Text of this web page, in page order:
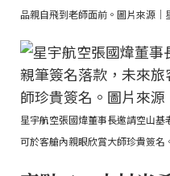
品親自飛到老師面前。圖片來源｜
星宇航空張國煒董事長邀請空山
可於客艙內親眼欣賞大師珍貴簽名